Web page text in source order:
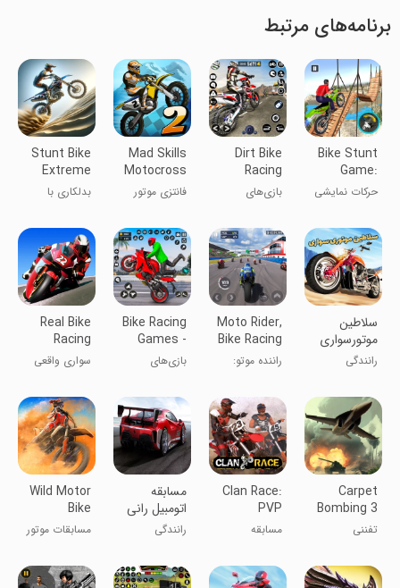
برنامه‌های مرتبط
Bike Stunt
Game:
Tricks
Master
حرکات نمایشی
Dirt Bike
Racing
Games
Offline
بازی‌های
کراس آفلاین
Mad Skills
Motocross
2
فانتزی موتور
Stunt Bike
Extreme
بدلکاری با
سلاطین
موتورسواری
رانندگی
Moto Rider,
Bike Racing
Game
راننده موتو:
موتورسیکلت
Bike Racing
Games -
Bike Game
بازی‌های
موتور- بازی
موتور
Real Bike
Racing
سواری واقعی
Carpet
Bombing 3
تفننی
Clan Race:
PVP
Motocross
مسابقه
مسابقه
اتومبیل رانی
رانندگی
Wild Motor
Bike
Offroad
مسابقات موتور
خارج از جاده